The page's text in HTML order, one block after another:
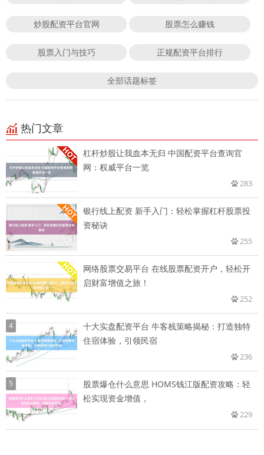
炒股配资平台官网 股票怎么赚钱
股票入门与技巧 正规配资平台排行
全部话题标签
热门文章
杠杆炒股让我血本无归 中国配资平台查询官
网：权威平台一览
283
银行线上配资 新手入门：轻松掌握杠杆股票投
资秘诀
255
网络股票交易平台 在线股票配资开户，轻松开
启财富增值之旅！
252
4
十大实盘配资平台 牛客栈策略揭秘：打造独特
住宿体验，引领民宿
236
5
股票爆仓什么意思 HOMS钱江版配资攻略：轻
松实现资金增值，
229